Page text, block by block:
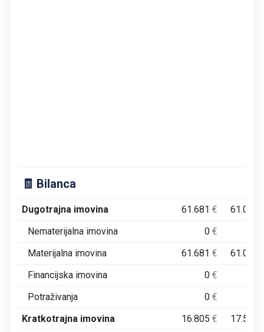
🧾 Bilanca
Dugotrajna imovina 61.681€ 61.059
Nematerijalna imovina
0€
Materijalna imovina
61.681€ 61.059
Financijska imovina
0€
Potraživanja
0€
Kratkotrajna imovina
16.805€ 17.558